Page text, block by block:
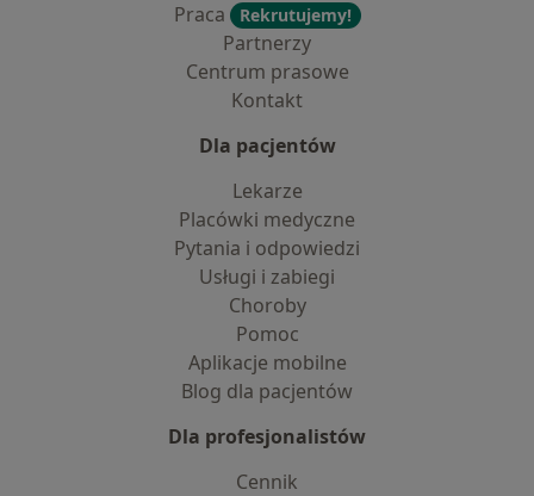
Praca
Rekrutujemy!
Partnerzy
Centrum prasowe
Kontakt
Dla pacjentów
Lekarze
Placówki medyczne
Pytania i odpowiedzi
Usługi i zabiegi
Choroby
Pomoc
Aplikacje mobilne
Blog dla pacjentów
Dla profesjonalistów
Cennik